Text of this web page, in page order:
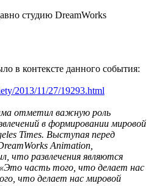
студию DreamWorks
в контексте данного события:
2013/11/27/19293.html
отметил важную роль
в формировании мировой
Times. Выступая перед
Animation,
что развлечения являются
часть того, что делает нас
что делает нас мировой